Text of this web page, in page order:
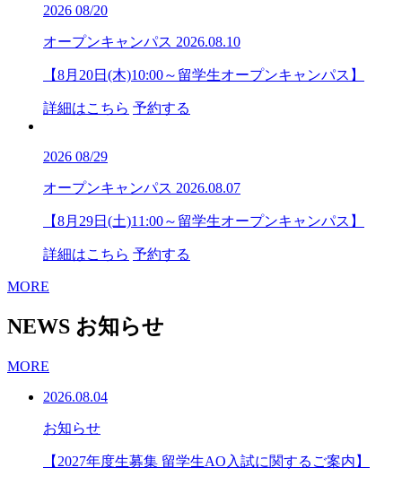
2026 08/20
オープンキャンパス 2026.08.10
【8月20日(木)10:00～留学生オープンキャンパス】
詳細はこちら 予約する
2026 08/29
オープンキャンパス 2026.08.07
【8月29日(土)11:00～留学生オープンキャンパス】
詳細はこちら 予約する
MORE
NEWS お知らせ
MORE
2026.08.04
お知らせ
【2027年度生募集 留学生AO入試に関するご案内】